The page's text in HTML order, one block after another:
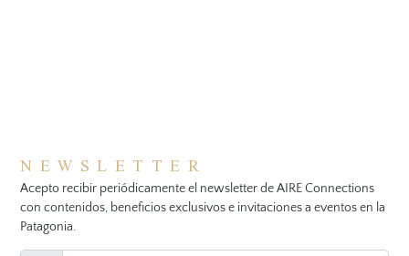
NEWSLETTER
Acepto recibir periódicamente el newsletter de AIRE Connections
con contenidos, beneficios exclusivos e invitaciones a eventos en la
Patagonia.